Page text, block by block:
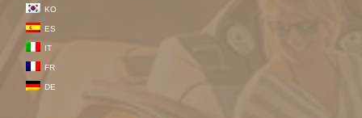
KO
ES
IT
FR
DE